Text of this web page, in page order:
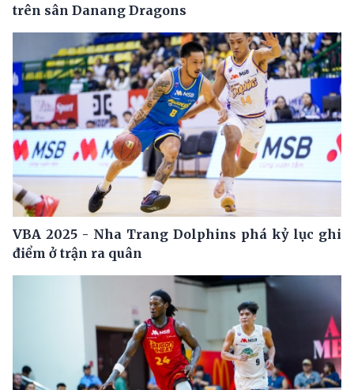
trên sân Danang Dragons
VBA 2025 - Nha Trang Dolphins phá kỷ lục ghi
điểm ở trận ra quân